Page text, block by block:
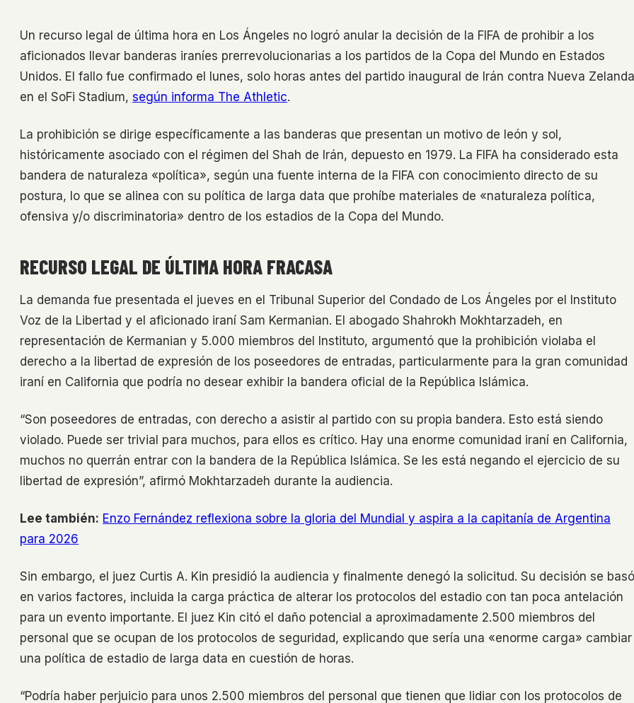
Un recurso legal de última hora en Los Ángeles no logró anular la decisión de la FIFA de prohibir a los
aficionados llevar banderas iraníes prerrevolucionarias a los partidos de la Copa del Mundo en Estados
Unidos. El fallo fue confirmado el lunes, solo horas antes del partido inaugural de Irán contra Nueva Zelanda
en el SoFi Stadium, según informa The Athletic.
La prohibición se dirige específicamente a las banderas que presentan un motivo de león y sol,
históricamente asociado con el régimen del Shah de Irán, depuesto en 1979. La FIFA ha considerado esta
bandera de naturaleza «política», según una fuente interna de la FIFA con conocimiento directo de su
postura, lo que se alinea con su política de larga data que prohíbe materiales de «naturaleza política,
ofensiva y/o discriminatoria» dentro de los estadios de la Copa del Mundo.
RECURSO LEGAL DE ÚLTIMA HORA FRACASA
La demanda fue presentada el jueves en el Tribunal Superior del Condado de Los Ángeles por el Instituto
Voz de la Libertad y el aficionado iraní Sam Kermanian. El abogado Shahrokh Mokhtarzadeh, en
representación de Kermanian y 5.000 miembros del Instituto, argumentó que la prohibición violaba el
derecho a la libertad de expresión de los poseedores de entradas, particularmente para la gran comunidad
iraní en California que podría no desear exhibir la bandera oficial de la República Islámica.
“Son poseedores de entradas, con derecho a asistir al partido con su propia bandera. Esto está siendo
violado. Puede ser trivial para muchos, para ellos es crítico. Hay una enorme comunidad iraní en California,
muchos no querrán entrar con la bandera de la República Islámica. Se les está negando el ejercicio de su
libertad de expresión”, afirmó Mokhtarzadeh durante la audiencia.
Lee también: Enzo Fernández reflexiona sobre la gloria del Mundial y aspira a la capitanía de Argentina
para 2026
Sin embargo, el juez Curtis A. Kin presidió la audiencia y finalmente denegó la solicitud. Su decisión se basó
en varios factores, incluida la carga práctica de alterar los protocolos del estadio con tan poca antelación
para un evento importante. El juez Kin citó el daño potencial a aproximadamente 2.500 miembros del
personal que se ocupan de los protocolos de seguridad, explicando que sería una «enorme carga» cambiar
una política de estadio de larga data en cuestión de horas.
“Podría haber perjuicio para unos 2.500 miembros del personal que tienen que lidiar con los protocolos de